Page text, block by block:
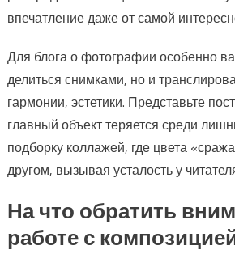
впечатление даже от самой
Для блога о фотографии особенно
делиться снимками, но и
гармонии, эстетики. Представьте
главный объект теряется среди
подборку коллажей, где цвета
другом, вызывая усталость у
На что обратить
работе с